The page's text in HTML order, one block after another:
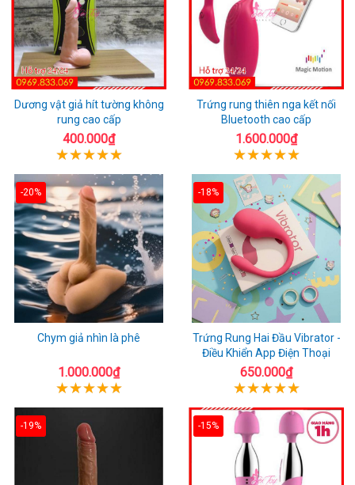
Dương vật giả hít tường không
rung cao cấp
400.000₫
Trứng rung thiên nga kết nối
Bluetooth cao cấp
1.600.000₫
-20%
Chym giả nhìn là phê
1.000.000₫
-18%
Trứng Rung Hai Đầu Vibrator -
Điều Khiển App Điện Thoại
650.000₫
-19% -15%